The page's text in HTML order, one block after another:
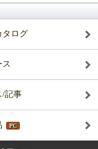
タログ
ス
/記事
PC